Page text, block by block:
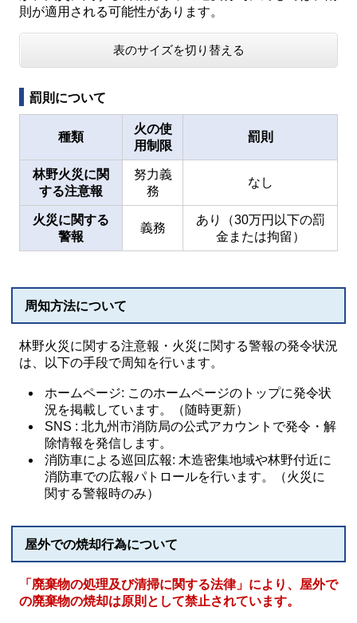
則が適用される可能性があります。
表のサイズを切り替える
罰則について
種類
火の使
用制限
罰則
林野火災に関
する注意報
努力義
務
なし
火災に関する
警報
義務
あり（30万円以下の罰
金または拘留）
周知方法について
林野火災に関する注意報・火災に関する警報の発令状況
は、以下の手段で周知を行います。
ホームページ: このホームページのトップに発令状
況を掲載しています。（随時更新）
SNS : 北九州市消防局の公式アカウントで発令・解
除情報を発信します。
消防車による巡回広報: 木造密集地域や林野付近に
消防車での広報パトロールを行います。（火災に
関する警報時のみ）
屋外での焼却行為について
「廃棄物の処理及び清掃に関する法律」により、屋外で
の廃棄物の焼却は原則として禁止されています。